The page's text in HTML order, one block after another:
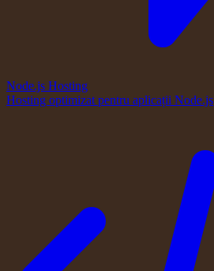
Node.js Hosting
Hosting optimizat pentru aplicații Node.js